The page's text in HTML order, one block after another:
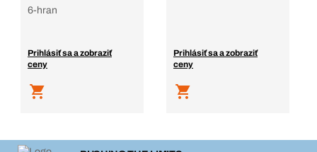
6-hran
Prihlásiť sa a zobraziť
ceny
Prihlásiť sa a zobraziť
ceny